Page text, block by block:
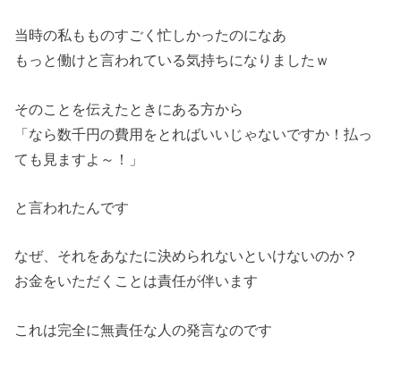
当時の私もものすごく忙しかったのになあ
もっと働けと言われている気持ちになりましたｗ
そのことを伝えたときにある方から
「なら数千円の費用をとればいいじゃないですか！払っ
ても見ますよ～！」
と言われたんです
なぜ、それをあなたに決められないといけないのか？
お金をいただくことは責任が伴います
これは完全に無責任な人の発言なのです